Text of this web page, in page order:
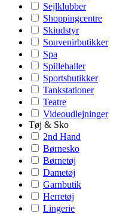
Sejlklubber
Shoppingcentre
Skiudstyr
Souvenirbutikker
Spa
Spillehaller
Sportsbutikker
Tankstationer
Teatre
Videoudlejninger
Tøj & Sko
2nd Hand
Børnesko
Børnetøj
Dametøj
Garnbutik
Herretøj
Lingerie